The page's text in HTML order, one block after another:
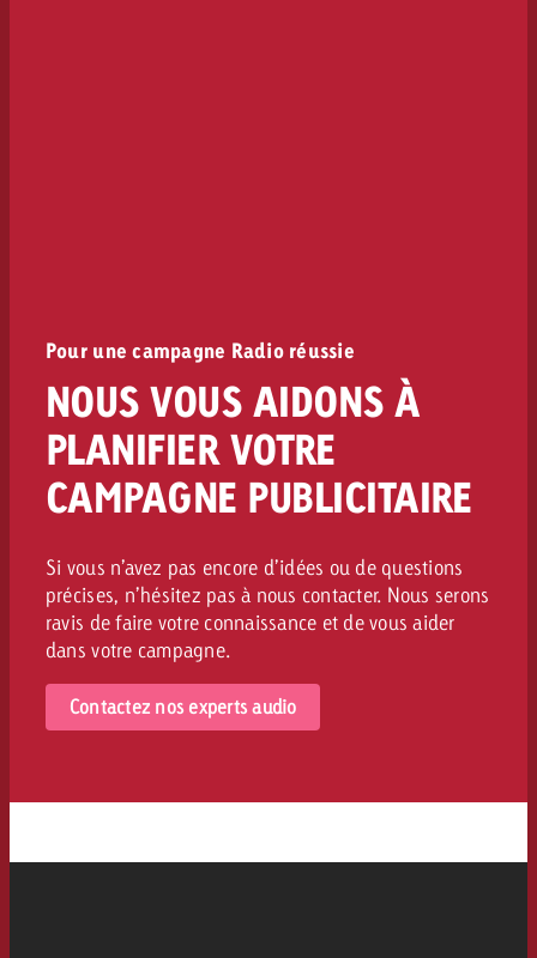
Pour une campagne Radio réussie
NOUS VOUS AIDONS À
PLANIFIER VOTRE
CAMPAGNE PUBLICITAIRE
Si vous n’avez pas encore d’idées ou de questions
précises, n’hésitez pas à nous contacter. Nous serons
ravis de faire votre connaissance et de vous aider
dans votre campagne.
Contactez nos experts audio